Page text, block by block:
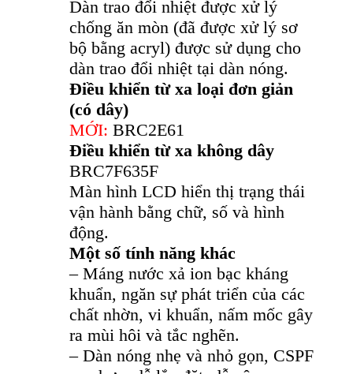
Dàn trao đổi nhiệt được xử lý
chống ăn mòn (đã được xử lý sơ
bộ bằng acryl) được sử dụng cho
dàn trao đổi nhiệt tại dàn nóng.
Điều khiển từ xa loại đơn giản
(có dây)
MỚI: BRC2E61
Điều khiển từ xa không dây
BRC7F635F
Màn hình LCD hiển thị trạng thái
vận hành bằng chữ, số và hình
động.
Một số tính năng khác
– Máng nước xả ion bạc kháng
khuẩn, ngăn sự phát triển của các
chất nhờn, vi khuẩn, nấm mốc gây
ra mùi hôi và tắc nghẽn.
– Dàn nóng nhẹ và nhỏ gọn, CSPF